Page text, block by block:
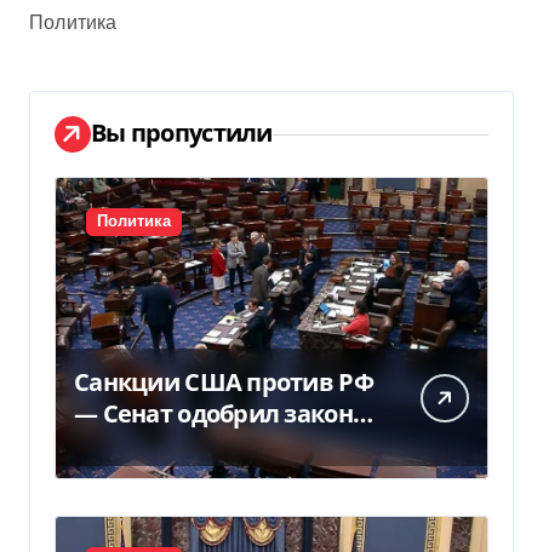
Политика
Вы пропустили
Политика
Санкции США против РФ
— Сенат одобрил закон
Грема — Фокус